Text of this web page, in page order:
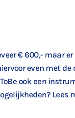
€ 600,- maar
even met de
ook een
Lees